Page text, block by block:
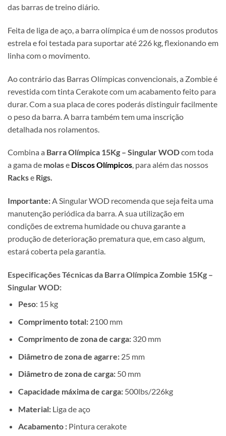
das barras de treino diário.
Feita de liga de aço, a barra olímpica é um de nossos produtos
estrela e foi testada para suportar até 226 kg, flexionando em
linha com o movimento.
Ao contrário das Barras Olímpicas convencionais, a Zombie é
revestida com tinta Cerakote com um acabamento feito para
durar. Com a sua placa de cores poderás distinguir facilmente
o peso da barra. A barra também tem uma inscrição
detalhada nos rolamentos.
Combina a Barra Olímpica 15Kg – Singular WODcom toda
a gama de molase Discos Olímpicos, para além das nossos
Rackse Rigs.
Importante:A Singular WOD recomenda que seja feita uma
manutenção periódica da barra. A sua utilização em
condições de extrema humidade ou chuva garante a
produção de deterioração prematura que, em caso algum,
estará coberta pela garantia.
Especificações Técnicas da Barra Olímpica Zombie 15Kg –
Singular WOD:
Peso: 15 kg
Comprimento total:2100 mm
Comprimento de zona de carga:320 mm
Diâmetro de zona de agarre:25 mm
Diâmetro de zona de carga:50 mm
Capacidade máxima de carga:500lbs/226kg
Material:Liga de aço
Acabamento :Pintura cerakote